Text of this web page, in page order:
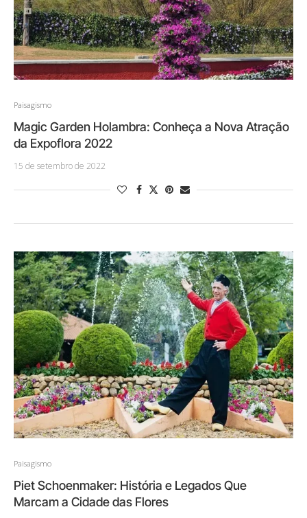
Paisagismo
Magic Garden Holambra: Conheça a Nova Atração
da Expoflora 2022
15 de setembro de 2022
Paisagismo
Piet Schoenmaker: História e Legados Que
Marcam a Cidade das Flores